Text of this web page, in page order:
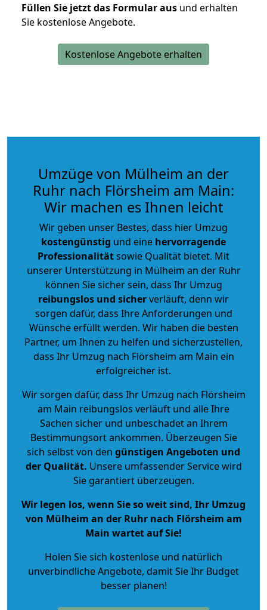
Füllen Sie jetzt das Formular aus und erhalten
Sie kostenlose Angebote.
Kostenlose Angebote erhalten
Umzüge von Mülheim an der
Ruhr nach Flörsheim am Main:
Wir machen es Ihnen leicht
Wir geben unser Bestes, dass hier Umzug
kostengünstig und eine hervorragende
Professionalitätsowie Qualität bietet. Mit
unserer Unterstützung in Mülheim an der Ruhr
können Sie sicher sein, dass Ihr Umzug
reibungslos und sicherverläuft, denn wir
sorgen dafür, dass Ihre Anforderungen und
Wünsche erfüllt werden. Wir haben die besten
Partner, um Ihnen zu helfen und sicherzustellen,
dass Ihr Umzug nach Flörsheim am Main ein
erfolgreicher ist.
Wir sorgen dafür, dass Ihr Umzug nach Flörsheim
am Main reibungslos verläuft und alle Ihre
Sachen sicher und unbeschadet an Ihrem
Bestimmungsort ankommen. Überzeugen Sie
sich selbst von den günstigen Angeboten und
der Qualität. Unsere umfassender Service wird
Sie garantiert überzeugen.
Wir legen los, wenn Sie so weit sind, Ihr Umzug
von Mülheim an der Ruhr nach Flörsheim am
Main wartet auf Sie!
Holen Sie sich kostenlose und natürlich
unverbindliche Angebote, damit Sie Ihr Budget
besser planen!